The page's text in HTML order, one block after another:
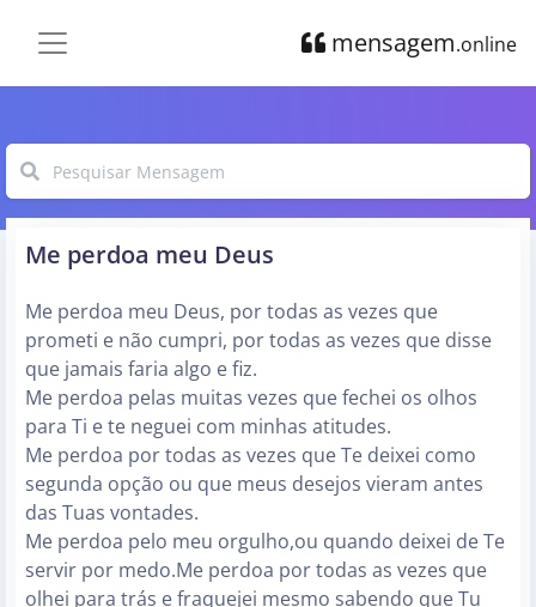
mensagem.online
Me perdoa meu Deus
Me perdoa meu Deus, por todas as vezes que
prometi e não cumpri, por todas as vezes que disse
que jamais faria algo e fiz.
Me perdoa pelas muitas vezes que fechei os olhos
para Ti e te neguei com minhas atitudes.
Me perdoa por todas as vezes que Te deixei como
segunda opção ou que meus desejos vieram antes
das Tuas vontades.
Me perdoa pelo meu orgulho,ou quando deixei de Te
servir por medo.Me perdoa por todas as vezes que
olhei para trás e fraquejei mesmo sabendo que Tu